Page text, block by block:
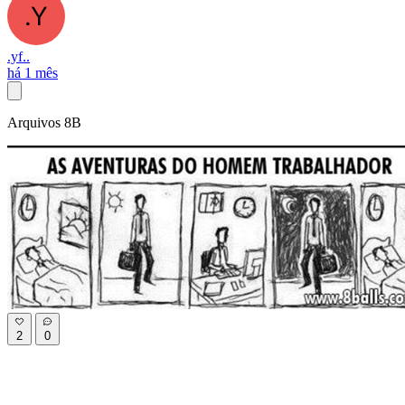
.yf..
há 1 mês
Arquivos 8B
2 0